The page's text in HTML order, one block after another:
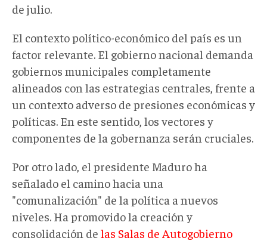
de julio.
El contexto político-económico del país es un
factor relevante. El gobierno nacional demanda
gobiernos municipales completamente
alineados con las estrategias centrales, frente a
un contexto adverso de presiones económicas y
políticas. En este sentido, los vectores y
componentes de la gobernanza serán cruciales.
Por otro lado, el presidente Maduro ha
señalado el camino hacia una
"comunalización" de la política a nuevos
niveles. Ha promovido la creación y
consolidación de las Salas de Autogobierno